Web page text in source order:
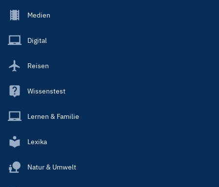
Footer
Main
Medien
Digital
Reisen
Wissenstest
Lernen & Familie
Lexika
Natur & Umwelt